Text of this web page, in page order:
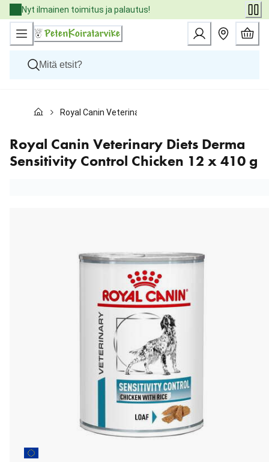
Skip
to
Content
Nyt ilmainen toimitus ja palautus!
Kissat
Eläinlääkäriruoat
Tuotemerkit
Uutuudet
Royal Canin Veterinary Diets Derma Sensitivity
Royal Canin Veterinary Diets Derma
Sensitivity Control Chicken 12 x 410 g